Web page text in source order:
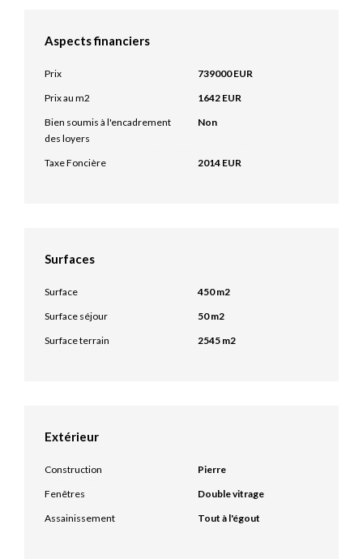
Aspects financiers
Prix
739000 EUR
Prix au m2
1642 EUR
Bien soumis à l'encadrement
des loyers
Non
Taxe Foncière 2014 EUR
Surfaces
Surface
450 m2
Surface séjour
50 m2
Surface terrain
2545 m2
Extérieur
Construction
Pierre
Fenêtres
Double vitrage
Assainissement
Tout à l'égout